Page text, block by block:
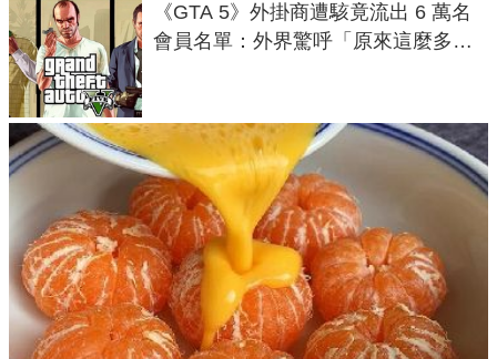
《GTA 5》外掛商遭駭竟流出 6 萬名
會員名單：外界驚呼「原來這麼多人